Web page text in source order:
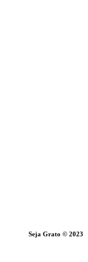
Seja Grato © 2023